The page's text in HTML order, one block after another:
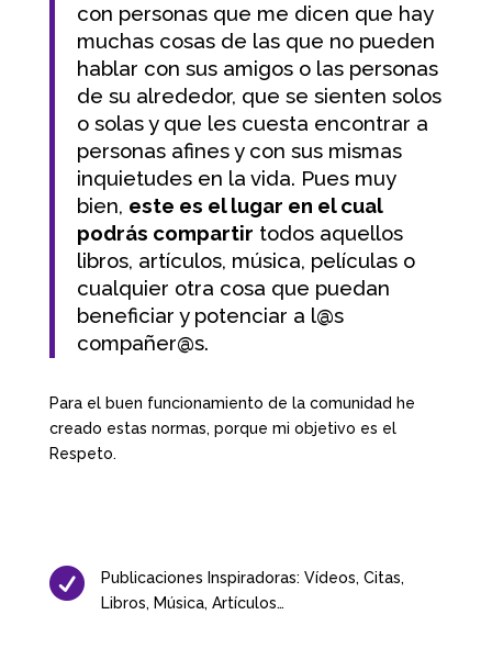
con personas que me dicen que hay
muchas cosas de las que no pueden
hablar con sus amigos o las personas
de su alrededor, que se sienten solos
o solas y que les cuesta encontrar a
personas afines y con sus mismas
inquietudes en la vida. Pues muy
bien, este es el lugar en el cual
podrás compartir todos aquellos
libros, artículos, música, películas o
cualquier otra cosa que puedan
beneficiar y potenciar a l@s
compañer@s.
Para el buen funcionamiento de la comunidad he
creado estas normas, porque mi objetivo es el
Respeto.

Publicaciones Inspiradoras: Vídeos, Citas,
Libros, Música, Artículos…